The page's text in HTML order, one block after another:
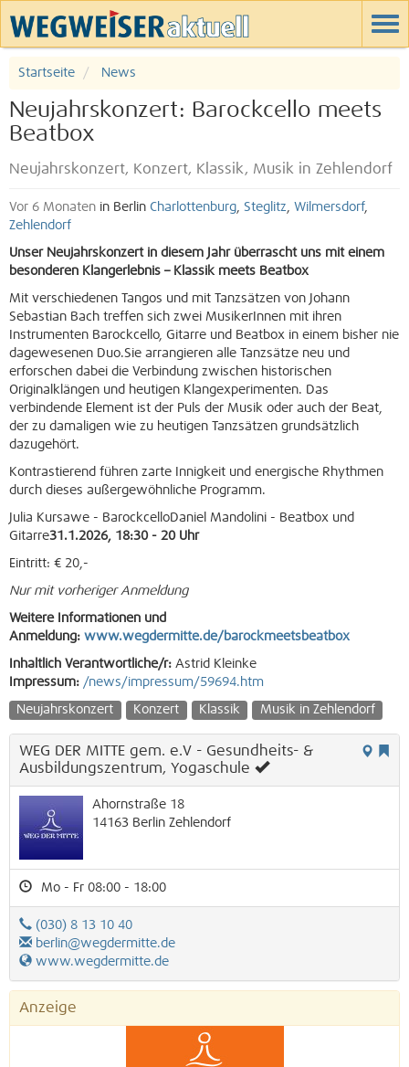
Startseite News
Neujahrskonzert: Barockcello meets
Beatbox
Neujahrskonzert, Konzert, Klassik, Musik in Zehlendorf
Vor 6 Monaten in Berlin Charlottenburg, Steglitz, Wilmersdorf,
Zehlendorf
Unser Neujahrskonzert in diesem Jahr überrascht uns mit einem
besonderen Klangerlebnis – Klassik meets Beatbox
Mit verschiedenen Tangos und mit Tanzsätzen von Johann
Sebastian Bach treffen sich zwei MusikerInnen mit ihren
Instrumenten Barockcello, Gitarre und Beatbox in einem bisher nie
dagewesenen Duo.Sie arrangieren alle Tanzsätze neu und
erforschen dabei die Verbindung zwischen historischen
Originalklängen und heutigen Klangexperimenten. Das
verbindende Element ist der Puls der Musik oder auch der Beat,
der zu damaligen wie zu heutigen Tanzsätzen grundsätzlich
dazugehört.
Kontrastierend führen zarte Innigkeit und energische Rhythmen
durch dieses außergewöhnliche Programm.
Julia Kursawe - BarockcelloDaniel Mandolini - Beatbox und
Gitarre31.1.2026, 18:30 - 20 Uhr
Eintritt: € 20,-
Nur mit vorheriger Anmeldung
Weitere Informationen und
Anmeldung: www.wegdermitte.de/barockmeetsbeatbox
Inhaltlich Verantwortliche/r: Astrid Kleinke
Impressum: /news/impressum/59694.htm
Neujahrskonzert Konzert Klassik Musik in Zehlendorf
WEG DER MITTE gem. e.V - Gesundheits- &
Ausbildungszentrum, Yogaschule
Ahornstraße 18
14163 Berlin Zehlendorf
Mo - Fr 08:00 - 18:00
(030) 8 13 10 40
berlin@wegdermitte.de
www.wegdermitte.de
Anzeige